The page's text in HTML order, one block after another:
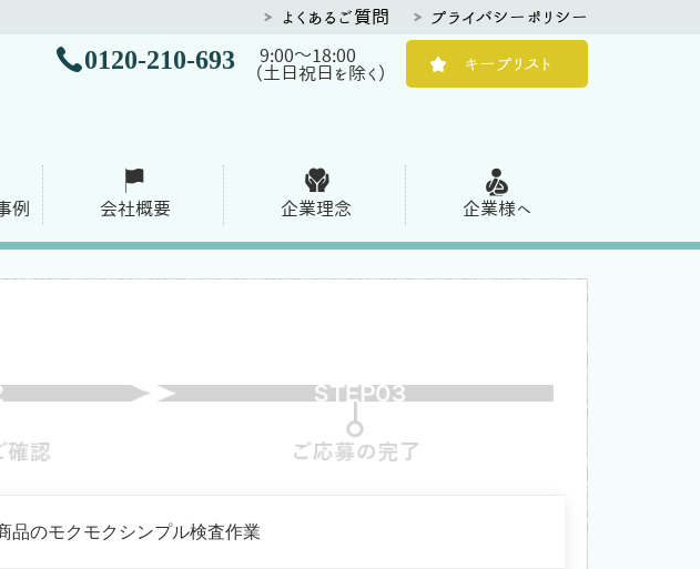
よくあるご質問 プライバシーポリシー
0120-210-693
9:00～18:00
（土日祝日を除く）
キープリスト
例 会社概要 企業理念
企業様へ
品のモクモクシンプル検査作業